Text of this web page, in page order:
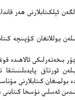
ئېلكىتابلارنى ھەر
يوللانغان كۆپىنچە
ئورتاق
بولمىغان كىتابلارنى